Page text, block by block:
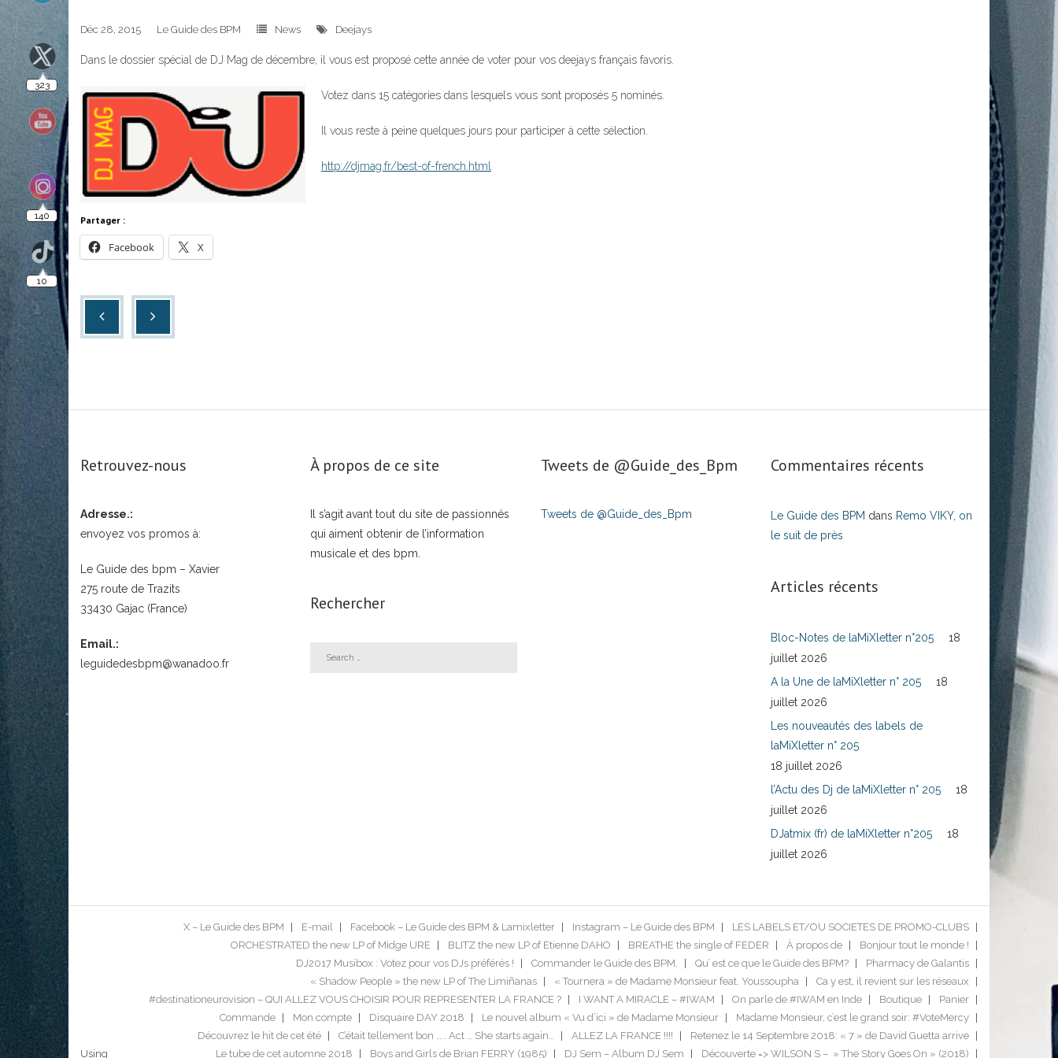
Déc 28, 2015 Le Guide des BPM News Deejays
Dans le dossier spécial de DJ Mag de décembre, il vous est proposé cette année de voter pour vos deejays français favoris.
Votez dans 15 catégories dans lesquels vous sont proposés 5 nominés.
Il vous reste à peine quelques jours pour participer à cette sélection.
http://djmag.fr/best-of-french.html
Partager :
Facebook X
Retrouvez-nous
Adresse.:
envoyez vos promos à:
Le Guide des bpm – Xavier
275 route de Trazits
33430 Gajac (France)
Email.:
leguidedesbpm@wanadoo.fr
À propos de ce site
Il s’agit avant tout du site de passionnés
qui aiment obtenir de l’information
musicale et des bpm.
Rechercher
Tweets de ‎@Guide_des_Bpm
Tweets de @Guide_des_Bpm
Commentaires récents
Le Guide des BPM dans Remo VIKY, on
le suit de près
Articles récents
Bloc-Notes de laMiXletter n°205
18
juillet 2026
A la Une de laMiXletter n° 205
18
juillet 2026
Les nouveautés des labels de
laMiXletter n° 205
18 juillet 2026
l’Actu des Dj de laMiXletter n° 205
18
juillet 2026
DJatmix (fr) de laMiXletter n°205
18
juillet 2026
Using
X – Le Guide des BPM E-mail Facebook – Le Guide des BPM & Lamixletter Instagram – Le Guide des BPM
LES LABELS ET/OU SOCIETES DE PROMO-CLUBS
ORCHESTRATED the new LP of Midge URE
BLITZ the new LP of Etienne DAHO BREATHE the single of FEDER À propos de
Bonjour tout le monde !
DJ2017 Musibox : Votez pour vos DJs préférés !
Commander le Guide des BPM. Qu’ est ce que le Guide des BPM?
Pharmacy de Galantis
« Shadow People » the new LP of The Limiñanas
« Tournera » de Madame Monsieur feat. Youssoupha
Ca y est, il revient sur les réseaux
#destinationeurovision – QUI ALLEZ VOUS CHOISIR POUR REPRESENTER LA FRANCE ?
I WANT A MIRACLE – #IWAM On parle de #IWAM en Inde Boutique
Panier
Commande
Mon compte Disquaire DAY 2018 Le nouvel album « Vu d’ici » de Madame Monsieur
Madame Monsieur, c’est le grand soir: #VoteMercy
Découvrez le hit de cet été
C’était tellement bon ….. Act … She starts again… ALLEZ LA FRANCE !!!!
Retenez le 14 Septembre 2018: « 7 » de David Guetta arrive
Le tube de cet automne 2018
Boys and Girls de Brian FERRY (1985) DJ Sem – Album DJ Sem Découverte => WILSON S – » The Story Goes On » (2018)
10